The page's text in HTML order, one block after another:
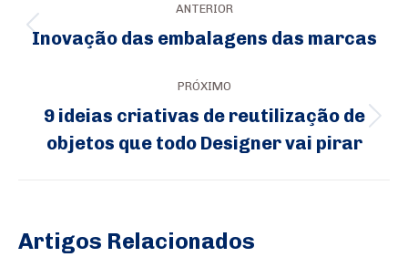
de
ANTERIOR
Post
Inovação das embalagens das marcas
PRÓXIMO
post:
9 ideias criativas de reutilização de
objetos que todo Designer vai pirar
Artigos Relacionados